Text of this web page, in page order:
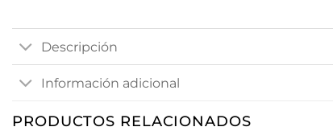
Descripción
Información adicional
PRODUCTOS RELACIONADOS